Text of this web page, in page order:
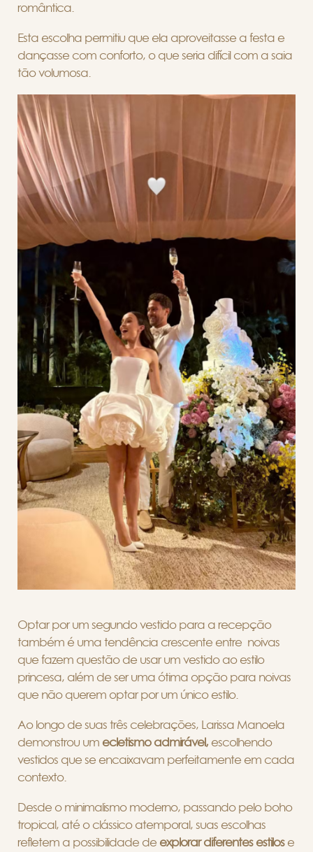
romântica.
Esta escolha permitiu que ela aproveitasse a festa e
dançasse com conforto, o que seria difícil com a saia
tão volumosa.
Optar por um segundo vestido para a recepção
também é uma tendência crescente entre noivas
que fazem questão de usar um vestido ao estilo
princesa, além de ser uma ótima opção para noivas
que não querem optar por um único estilo.
Ao longo de suas três celebrações, Larissa Manoela
demonstrou um ecletismo admirável,escolhendo
vestidos que se encaixavam perfeitamente em cada
contexto.
Desde o minimalismo moderno, passando pelo boho
tropical, até o clássico atemporal, suas escolhas
refletem a possibilidade de explorar diferentes estilose